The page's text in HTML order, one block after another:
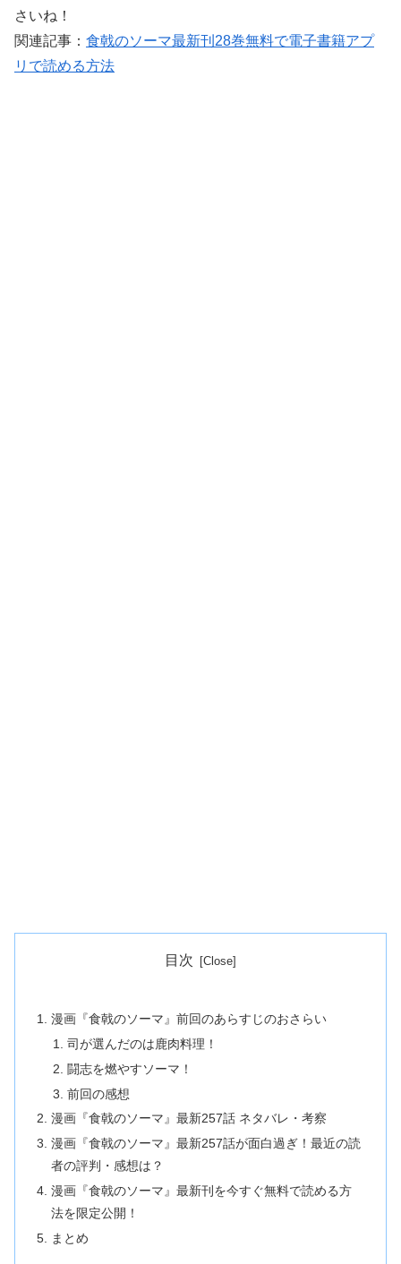
さいね！
関連記事： 食戟のソーマ最新刊28巻無料で電子書籍アプ
リで読める方法
目次
漫画『食戟のソーマ』前回のあらすじのおさらい
司が選んだのは鹿肉料理！
闘志を燃やすソーマ！
前回の感想
漫画『食戟のソーマ』最新257話 ネタバレ・考察
漫画『食戟のソーマ』最新257話が面白過ぎ！最近の読
者の評判・感想は？
漫画『食戟のソーマ』最新刊を今すぐ無料で読める方
法を限定公開！
まとめ